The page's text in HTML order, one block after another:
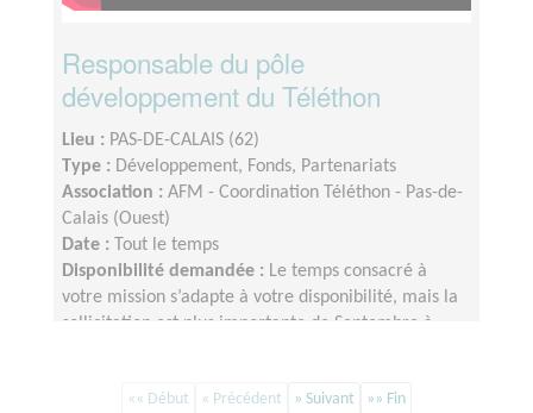
Responsable du pôle
développement du Téléthon
Lieu : PAS-DE-CALAIS (62)
Type : Développement, Fonds, Partenariats
Association : AFM - Coordination Téléthon - Pas-de-
Calais (Ouest)
Date :
Tout le temps
Disponibilité demandée : Le temps consacré à
votre mission s’adapte à votre disponibilité, mais la
sollicitation est plus importante de Septembre à
«« Début « Précédent » Suivant »» Fin